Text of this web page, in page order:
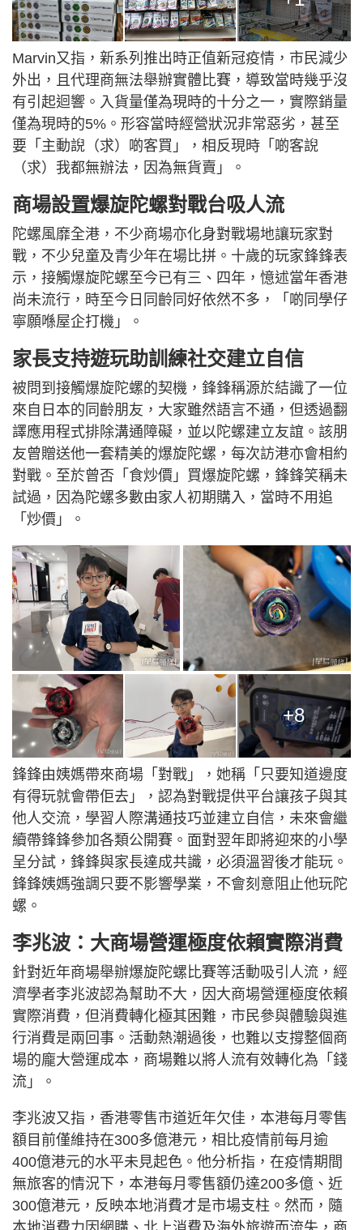
Marvin又指，新系列推出時正值新冠疫情，市民減少
外出，且代理商無法舉辦實體比賽，導致當時幾乎沒
有引起迴響。入貨量僅為現時的十分之一，實際銷量
僅為現時的5%。形容當時經營狀況非常惡劣，甚至
要「主動誽（求）啲客買」，相反現時「啲客誽
（求）我都無辦法，因為無貨賣」。
商場設置爆旋陀螺對戰台吸人流
陀螺風靡全港，不少商場亦化身對戰場地讓玩家對
戰，不少兒童及青少年在場比拼。十歲的玩家鋒鋒表
示，接觸爆旋陀螺至今已有三、四年，憶述當年香港
尚未流行，時至今日同齡同好依然不多，「啲同學仔
寧願喺屋企打機」。
家長支持遊玩助訓練社交建立自信
被問到接觸爆旋陀螺的契機，鋒鋒稱源於結識了一位
來自日本的同齡朋友，大家雖然語言不通，但透過翻
譯應用程式排除溝通障礙，並以陀螺建立友誼。該朋
友曾贈送他一套精美的爆旋陀螺，每次訪港亦會相約
對戰。至於曾否「食炒價」買爆旋陀螺，鋒鋒笑稱未
試過，因為陀螺多數由家人初期購入，當時不用追
「炒價」。
+8
鋒鋒由姨媽帶來商場「對戰」，她稱「只要知道邊度
有得玩就會帶佢去」，認為對戰提供平台讓孩子與其
他人交流，學習人際溝通技巧並建立自信，未來會繼
續帶鋒鋒參加各類公開賽。面對翌年即將迎來的小學
呈分試，鋒鋒與家長達成共識，必須溫習後才能玩。
鋒鋒姨媽強調只要不影響學業，不會刻意阻止他玩陀
螺。
李兆波：大商場營運極度依賴實際消費
針對近年商場舉辦爆旋陀螺比賽等活動吸引人流，經
濟學者李兆波認為幫助不大，因大商場營運極度依賴
實際消費，但消費轉化極其困難，市民參與體驗與進
行消費是兩回事。活動熱潮過後，也難以支撐整個商
場的龐大營運成本，商場難以將人流有效轉化為「錢
流」。
李兆波又指，香港零售市道近年欠佳，本港每月零售
額目前僅維持在300多億港元，相比疫情前每月逾
400億港元的水平未見起色。他分析指，在疫情期間
無旅客的情況下，本港每月零售額仍達200多億、近
300億港元，反映本地消費才是市場支柱。然而，隨